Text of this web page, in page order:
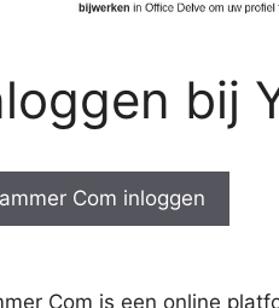
bij
Com inloggen
Com is een online